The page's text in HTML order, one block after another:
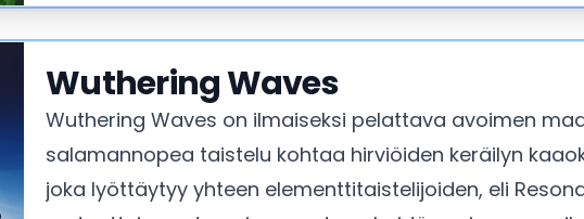
Wuthering Waves
Wuthering Waves on ilmaiseksi pelattava avoimen
salamannopea taistelu kohtaa hirviöiden keräilyn
joka lyöttäytyy yhteen elementtitaistelijoiden, eli